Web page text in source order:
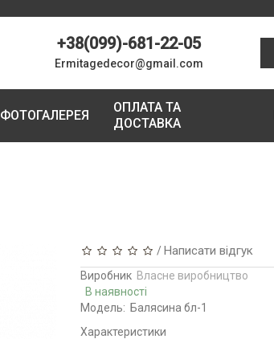
+38(099)-681-22-05
Ermitagedecor@gmail.com
ФОТОГАЛЕРЕЯ
ОПЛАТА ТА
ДОСТАВКА
/Написати відгук
Виробник Власне виробництво
В наявності
Модель: Балясина бл-1
Характеристики